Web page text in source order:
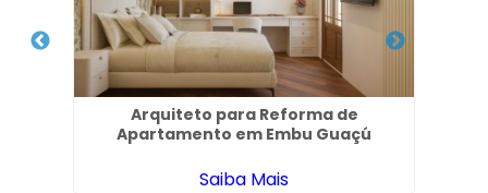
Arquiteto para Reforma de
Apartamento em Embu Guaçú
Saiba Mais